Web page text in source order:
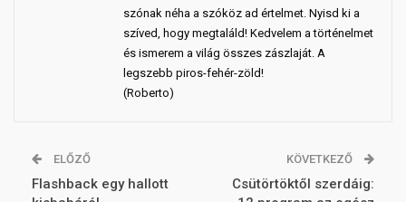
szónak néha a szóköz ad értelmet. Nyisd ki a
szíved, hogy megtaláld! Kedvelem a történelmet
és ismerem a világ összes zászlaját. A
legszebb piros-fehér-zöld!
(Roberto)
ELŐZŐ
Flashback egy hallott
KÖVETKEZŐ
Csütörtöktől szerdáig: